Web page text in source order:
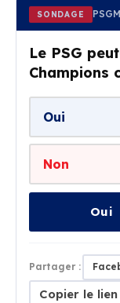
SONDAGE
Le PSG
Champions
Oui
Non
Oui
Partager :
Copier le lien